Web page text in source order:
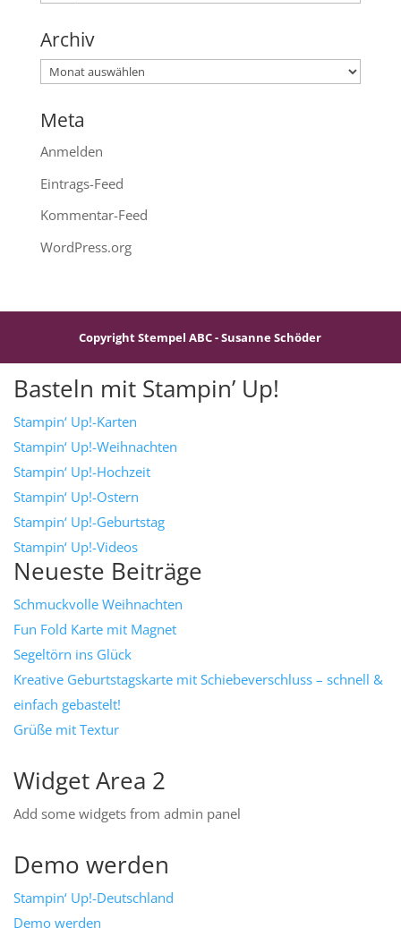
Archiv
Archiv
Meta
Anmelden
Eintrags-Feed
Kommentar-Feed
WordPress.org
Copyright Stempel ABC - Susanne Schöder
Basteln mit Stampin’ Up!
Stampin‘ Up!-Karten
Stampin‘ Up!-Weihnachten
Stampin‘ Up!-Hochzeit
Stampin‘ Up!-Ostern
Stampin‘ Up!-Geburtstag
Stampin‘ Up!-Videos
Neueste Beiträge
Schmuckvolle Weihnachten
Fun Fold Karte mit Magnet
Segeltörn ins Glück
Kreative Geburtstagskarte mit Schiebeverschluss – schnell &
einfach gebastelt!
Grüße mit Textur
Widget Area 2
Add some widgets from admin panel
Demo werden
Stampin‘ Up!-Deutschland
Demo werden